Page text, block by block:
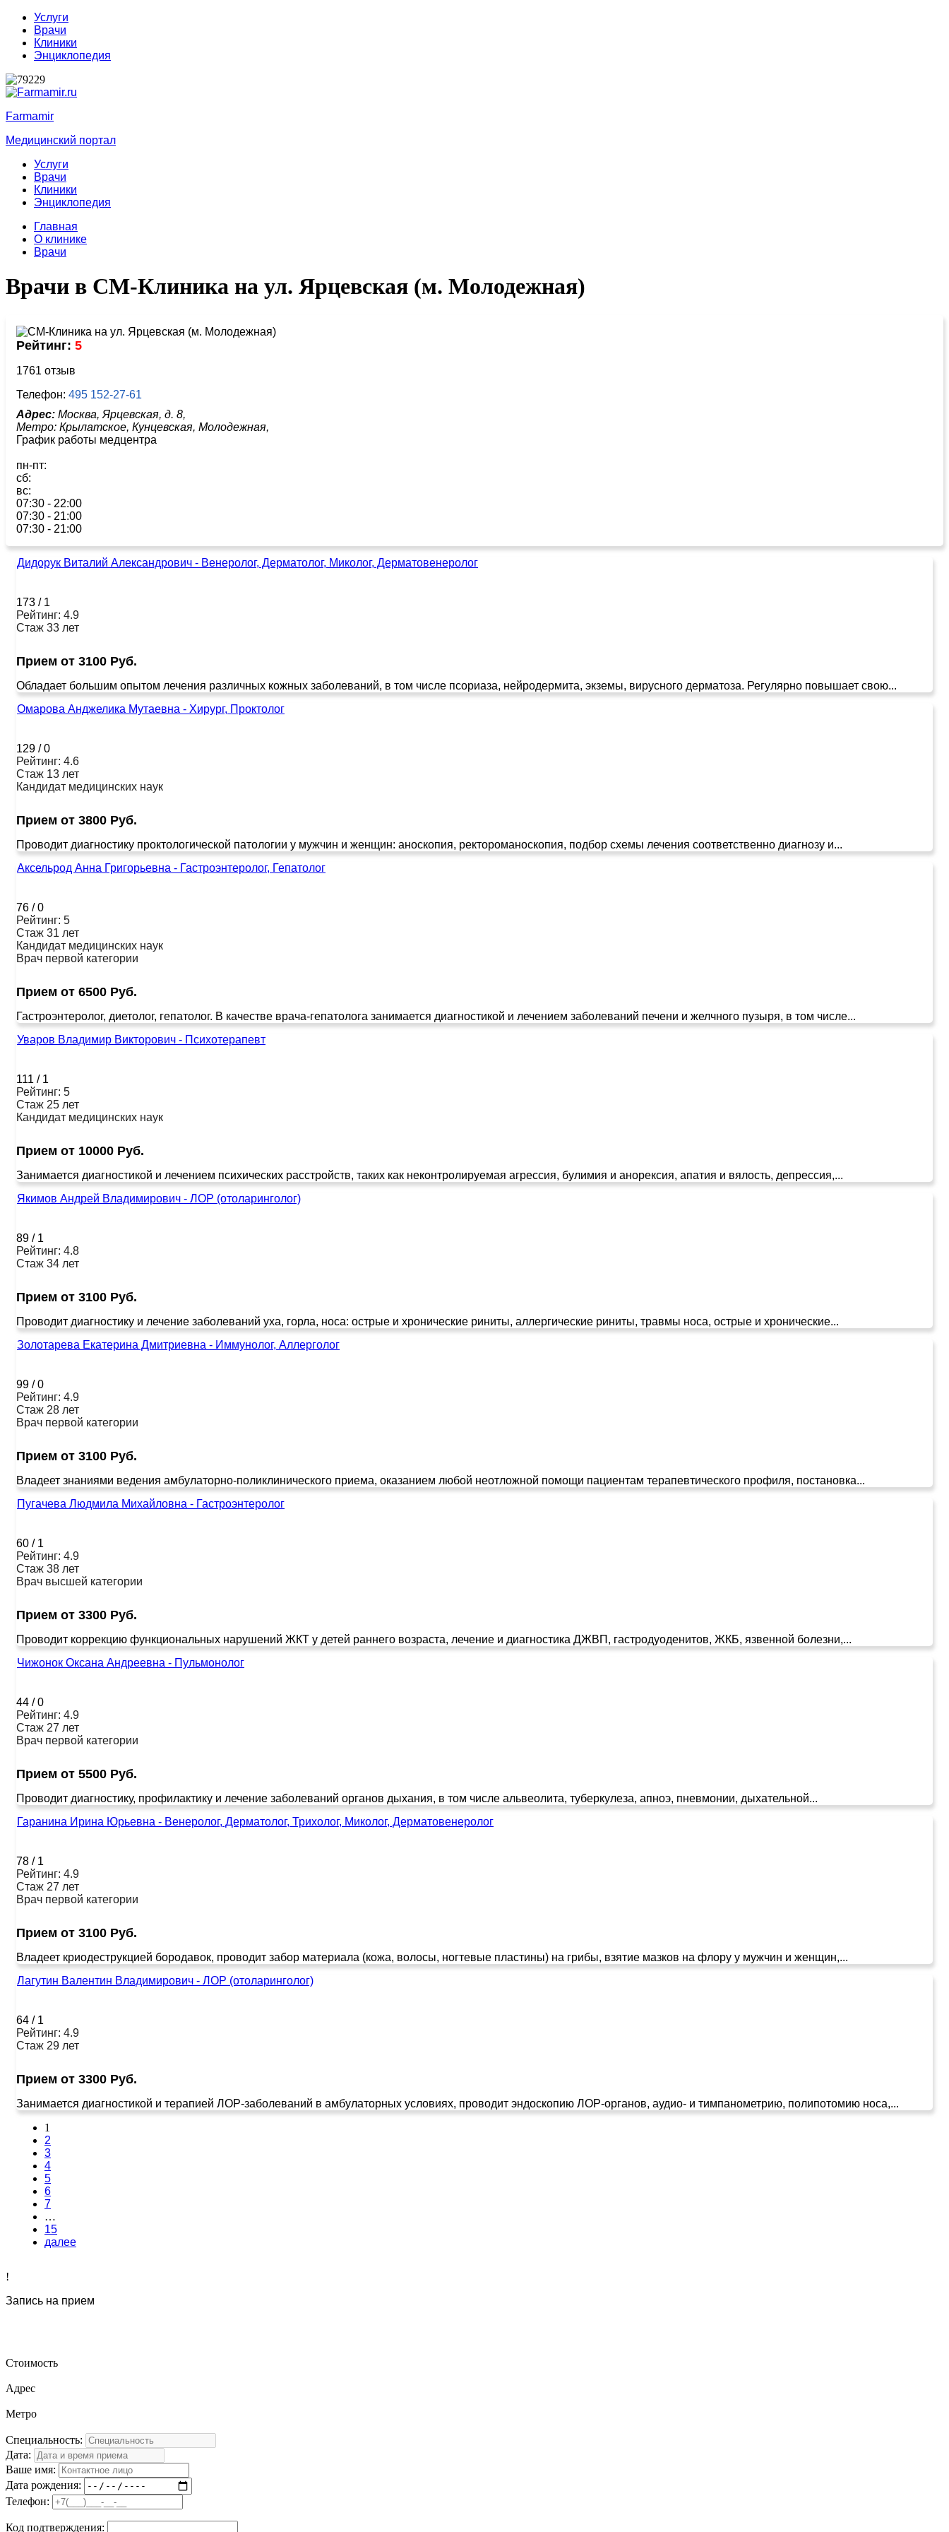
Услуги
Врачи
Клиники
Энциклопедия
Farmamir
Медицинский портал
Услуги
Врачи
Клиники
Энциклопедия
Главная
О клинике
Врачи
Врачи в СМ-Клиника на ул. Ярцевская (м. Молодежная)
Рейтинг: 5
1761 отзыв
Телефон: 495 152-27-61
Адрес: Москва, Ярцевская, д. 8,
Метро: Крылатское, Кунцевская, Молодежная,
График работы медцентра
пн-пт:
сб:
вс:
07:30 - 22:00
07:30 - 21:00
07:30 - 21:00
Дидорук Виталий Александрович - Венеролог, Дерматолог, Миколог, Дерматовенеролог
173 / 1
Рейтинг: 4.9
Стаж 33 лет
Прием от 3100 Руб.
Обладает большим опытом лечения различных кожных заболеваний, в том числе псориаза, нейродермита, экземы, вирусного дерматоза. Регулярно повышает свою...
Омарова Анджелика Мутаевна - Хирург, Проктолог
129 /0
Рейтинг: 4.6
Стаж 13 лет
Кандидат медицинских наук
Прием от 3800 Руб.
Проводит диагностику проктологической патологии у мужчин и женщин: аноскопия, ректороманоскопия, подбор схемы лечения соответственно диагнозу и...
Аксельрод Анна Григорьевна - Гастроэнтеролог, Гепатолог
76 /0
Рейтинг: 5
Стаж 31 лет
Кандидат медицинских наук
Врач первой категории
Прием от 6500 Руб.
Гастроэнтеролог, диетолог, гепатолог. В качестве врача-гепатолога занимается диагностикой и лечением заболеваний печени и желчного пузыря, в том числе...
Уваров Владимир Викторович - Психотерапевт
111 / 1
Рейтинг: 5
Стаж 25 лет
Кандидат медицинских наук
Прием от 10000 Руб.
Занимается диагностикой и лечением психических расстройств, таких как неконтролируемая агрессия, булимия и анорексия, апатия и вялость, депрессия,...
Якимов Андрей Владимирович - ЛОР (отоларинголог)
89 / 1
Рейтинг: 4.8
Стаж 34 лет
Прием от 3100 Руб.
Проводит диагностику и лечение заболеваний уха, горла, носа: острые и хронические риниты, аллергические риниты, травмы носа, острые и хронические...
Золотарева Екатерина Дмитриевна - Иммунолог, Аллерголог
99 /0
Рейтинг: 4.9
Стаж 28 лет
Врач первой категории
Прием от 3100 Руб.
Владеет знаниями ведения амбулаторно-поликлинического приема, оказанием любой неотложной помощи пациентам терапевтического профиля, постановка...
Пугачева Людмила Михайловна - Гастроэнтеролог
60 / 1
Рейтинг: 4.9
Стаж 38 лет
Врач высшей категории
Прием от 3300 Руб.
Проводит коррекцию функциональных нарушений ЖКТ у детей раннего возраста, лечение и диагностика ДЖВП, гастродуоденитов, ЖКБ, язвенной болезни,...
Чижонок Оксана Андреевна - Пульмонолог
44 /0
Рейтинг: 4.9
Стаж 27 лет
Врач первой категории
Прием от 5500 Руб.
Проводит диагностику, профилактику и лечение заболеваний органов дыхания, в том числе альвеолита, туберкулеза, апноэ, пневмонии, дыхательной...
Гаранина Ирина Юрьевна - Венеролог, Дерматолог, Трихолог, Миколог, Дерматовенеролог
78 / 1
Рейтинг: 4.9
Стаж 27 лет
Врач первой категории
Прием от 3100 Руб.
Владеет криодеструкцией бородавок, проводит забор материала (кожа, волосы, ногтевые пластины) на грибы, взятие мазков на флору у мужчин и женщин,...
Лагутин Валентин Владимирович - ЛОР (отоларинголог)
64 / 1
Рейтинг: 4.9
Стаж 29 лет
Прием от 3300 Руб.
Занимается диагностикой и терапией ЛОР-заболеваний в амбулаторных условиях, проводит эндоскопию ЛОР-органов, аудио- и тимпанометрию, полипотомию носа,...
1
2
3
4
5
6
7
…
15
далее
!
Запись на прием
Стоимость
Адрес
Метро
Специальность:
Дата:
Ваше имя:
Дата рождения:
Телефон:
Код подтверждения: